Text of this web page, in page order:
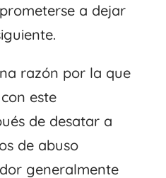
a dejar
razón por la que
este
de desatar a
de abuso
generalmente